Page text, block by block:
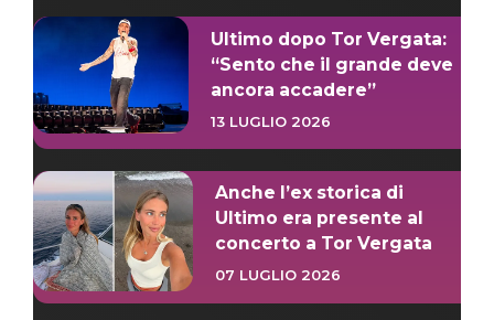
Ultimo dopo Tor Vergata:
“Sento che il grande deve
ancora accadere”
13 LUGLIO 2026
Anche l’ex storica di
Ultimo era presente al
concerto a Tor Vergata
07 LUGLIO 2026